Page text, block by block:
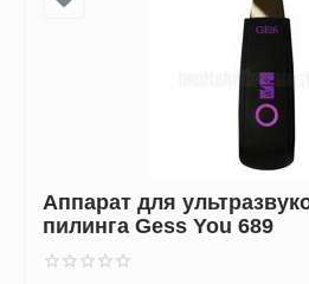
Аппарат для
пилинга Gess You 689